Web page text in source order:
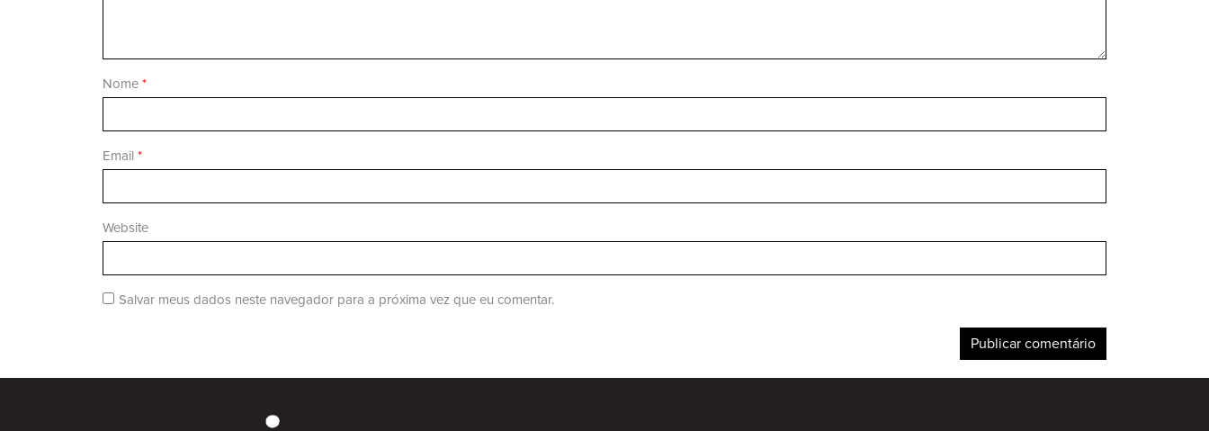
Nome *
Email *
Website
Salvar meus dados neste navegador para a próxima vez que eu comentar.